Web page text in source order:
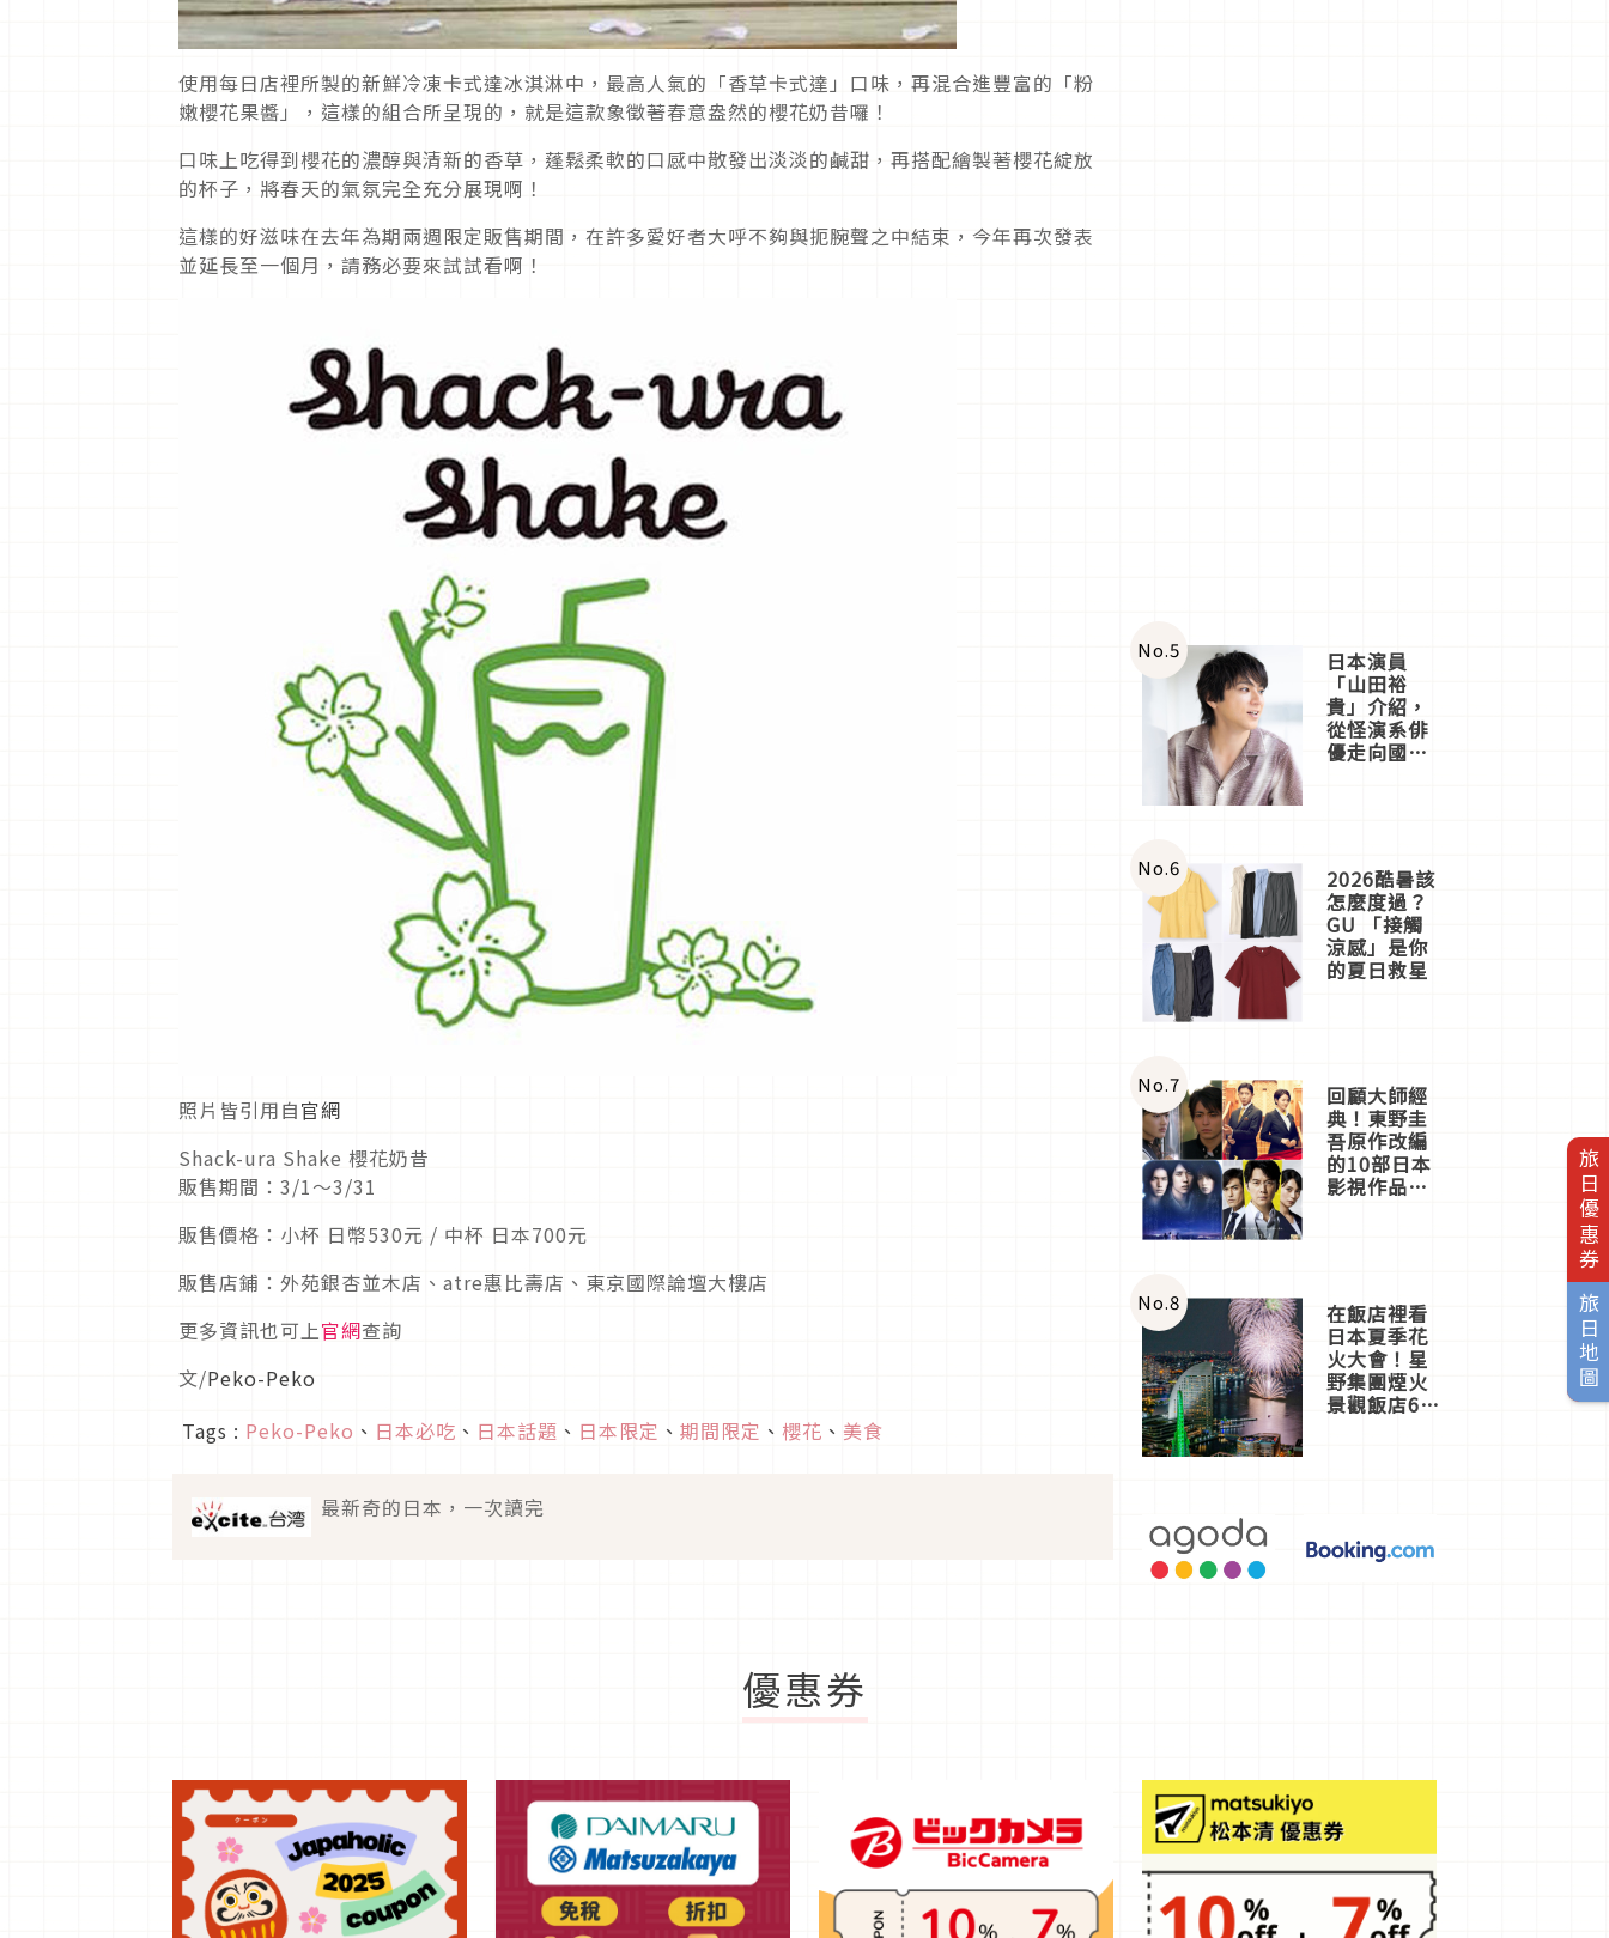
旅日優惠券
旅日地圖
使用每日店裡所製的新鮮冷凍卡式達冰淇淋中，最高人氣的「香草卡式達」口味，再混合進豐富的「粉
嫩櫻花果醬」，這樣的組合所呈現的，就是這款象徵著春意盎然的櫻花奶昔囉！
口味上吃得到櫻花的濃醇與清新的香草，蓬鬆柔軟的口感中散發出淡淡的鹹甜，再搭配繪製著櫻花綻放
的杯子，將春天的氣氛完全充分展現啊！
這樣的好滋味在去年為期兩週限定販售期間，在許多愛好者大呼不夠與扼腕聲之中結束，今年再次發表
並延長至一個月，請務必要來試試看啊！
照片皆引用自官網
Shack-ura Shake 櫻花奶昔
販售期間：3/1～3/31
販售價格：小杯 日幣530元 / 中杯 日本700元
販售店鋪：外苑銀杏並木店、atre惠比壽店、東京國際論壇大樓店
更多資訊也可上官網查詢
文/Peko-Peko
Tags : Peko-Peko 、 日本必吃 、 日本話題 、 日本限定 、 期間限定 、 櫻花 、 美食
最新奇的日本，一次讀完
No.5 日本演員
「山田裕
貴」介紹，
從怪演系俳
優走向國民
No.6 2026酷暑該
怎麼度過？
GU 「接觸
涼感」是你
的夏日救星
No.7 回顧大師經
典！東野圭
吾原作改編
的10部日本
影視作品推
No.8 在飯店裡看
日本夏季花
火大會！星
野集團煙火
景觀飯店6
優惠券